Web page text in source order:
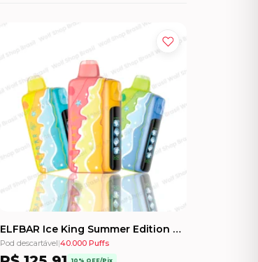
ELFBAR Ice King Summer Edition - 40000 Puffs - Pod Descartável
Pod descartável|40.000 Puffs